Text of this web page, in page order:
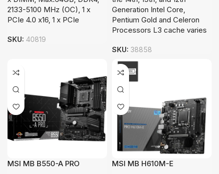
2133-5100 MHz (OC), 1 x
PCIe 4.0 x16, 1 x PCIe
SKU: 40819
Generation Intel Core,
Pentium Gold and Celeron
Processors L3 cache varies
SKU: 38858
MSI MB B550-A PRO MSI MB H610M-E